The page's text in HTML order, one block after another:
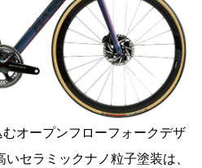
オープンフローフォークデザ
セラミックナノ粒子塗装は、